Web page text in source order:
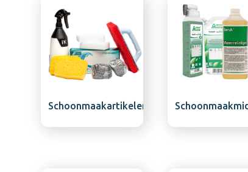
Schoonmaakartikelen